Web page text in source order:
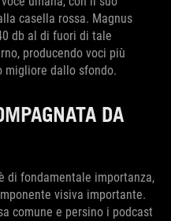
casella rossa. Magnus
db al di fuori di tale
producendo voci più
migliore dallo sfondo.
DA
di fondamentale importanza,
visiva importante.
comune e persino i podcast